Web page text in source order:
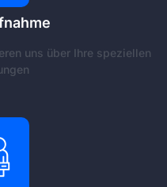
uns über Ihre speziellen